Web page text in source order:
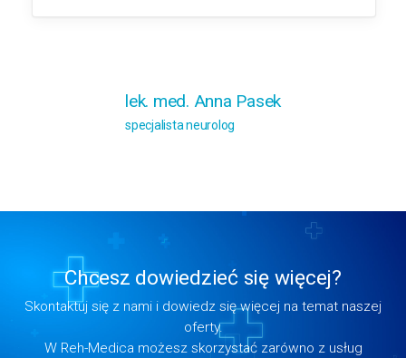
lek. med. Anna Pasek
specjalista neurolog
Chcesz dowiedzieć się więcej?
Skontaktuj się z nami i dowiedz się więcej na temat naszej
oferty.
W Reh-Medica możesz skorzystać zarówno z usług